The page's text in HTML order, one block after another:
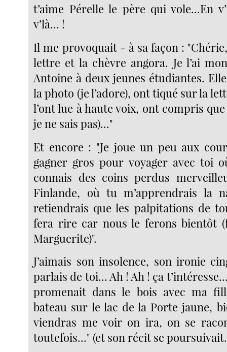
t’aime Pérelle le père qui vole...En
v’là... !
Il me provoquait - à sa façon :
lettre et la chèvre angora. Je l’ai
Antoine à deux jeunes étudiantes.
la photo (je l’adore), ont tiqué sur la
l’ont lue à haute voix, ont compris
je ne sais pas)..."
Et encore : "Je joue un peu aux
gagner gros pour voyager avec toi
connais des coins perdus
Finlande, où tu m’apprendrais la
retiendrais que les palpitations de
fera rire car nous le ferons bientôt
Marguerite)".
J’aimais son insolence, son ironie
parlais de toi... Ah ! Ah ! ça
promenait dans le bois avec ma
bateau sur le lac de la Porte jaune,
viendras me voir on ira, on se
toutefois..." (et son récit se